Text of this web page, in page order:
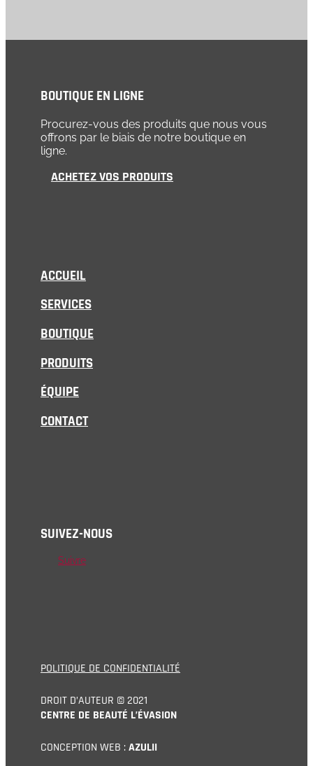
BOUTIQUE EN LIGNE
Procurez-vous des produits que nous vous
offrons par le biais de notre boutique en
ligne.
ACHETEZ VOS PRODUITS
ACCUEIL
SERVICES
BOUTIQUE
PRODUITS
ÉQUIPE
CONTACT
SUIVEZ-NOUS
Suivre
POLITIQUE DE CONFIDENTIALITÉ
DROIT D’AUTEUR © 2021
CENTRE DE BEAUTÉ L’ÉVASION
CONCEPTION WEB :AZULII